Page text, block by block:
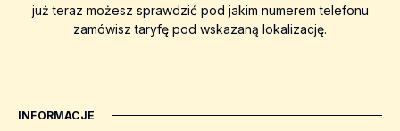
już teraz możesz sprawdzić pod jakim numerem telefonu
zamówisz taryfę pod wskazaną lokalizację.
INFORMACJE